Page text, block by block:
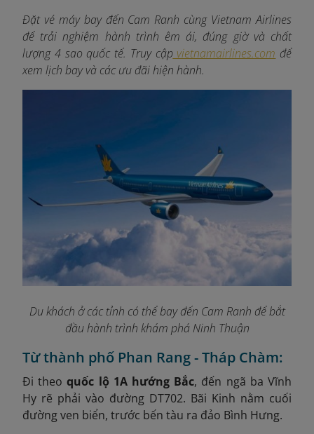
Đặt vé máy bay đến Cam Ranh cùng Vietnam Airlines
để trải nghiệm hành trình êm ái, đúng giờ và chất
lượng 4 sao quốc tế. Truy cậpvietnamairlines.com để
xem lịch bay và các ưu đãi hiện hành.
Du khách ở các tỉnh có thể bay đến Cam Ranh để bắt
đầu hành trình khám phá Ninh Thuận
Từ thành phố Phan Rang - Tháp Chàm:
Đi theoquốc lộ 1A hướng Bắc, đến ngã ba Vĩnh
Hy rẽ phải vào đường DT702. Bãi Kinh nằm cuối
đường ven biển, trước bến tàu ra đảo Bình Hưng.